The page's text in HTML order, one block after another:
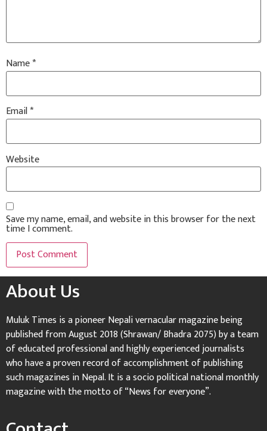
Name*
Email*
Website
Save my name, email, and website in this browser for the next
time I comment.
About Us
Muluk Times is a pioneer Nepali vernacular magazine being
published from August 2018 (Shrawan/ Bhadra 2075) by a team
of educated professional and highly experienced journalists
who have a proven record of accomplishment of publishing
such magazines in Nepal. It is a socio political national monthly
magazine with the motto of “News for everyone”.